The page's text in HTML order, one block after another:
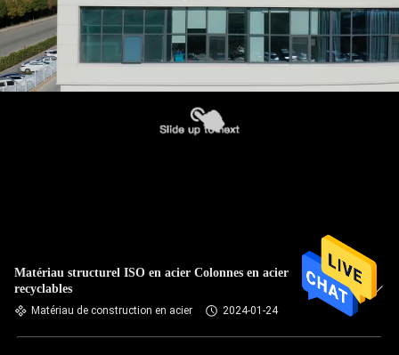
Matériau structurel ISO en acier Colonnes en acier
recyclables
Matériau de construction en acier 2024-01-24